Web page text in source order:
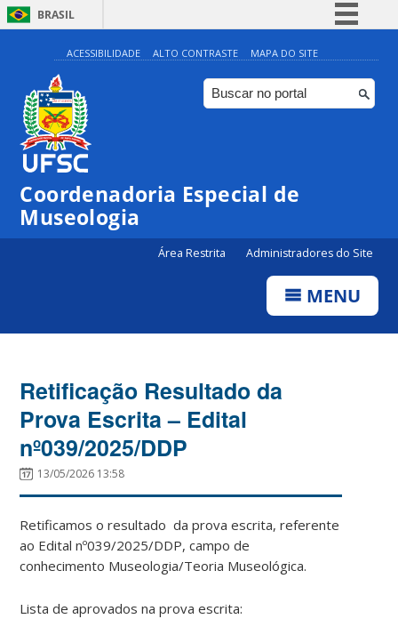
BRASIL
Simplifique!
Comunica BR
Participe
Canais
ACESSIBILIDADE ALTO CONTRASTE MAPA DO SITE
Coordenadoria Especial de
Museologia
Área Restrita Administradores do Site
MENU
Retificação Resultado da
Prova Escrita – Edital
nº039/2025/DDP
13/05/2026 13:58
Retificamos o resultado da prova escrita, referente
ao Edital nº039/2025/DDP, campo de
conhecimento Museologia/Teoria Museológica.
Lista de aprovados na prova escrita: